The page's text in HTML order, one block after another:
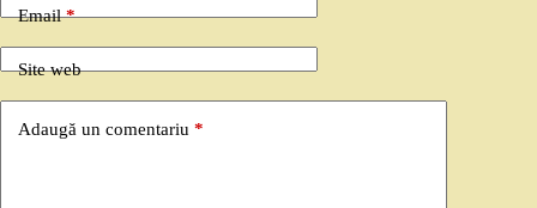
Email*
Site web
Adaugă un comentariu *